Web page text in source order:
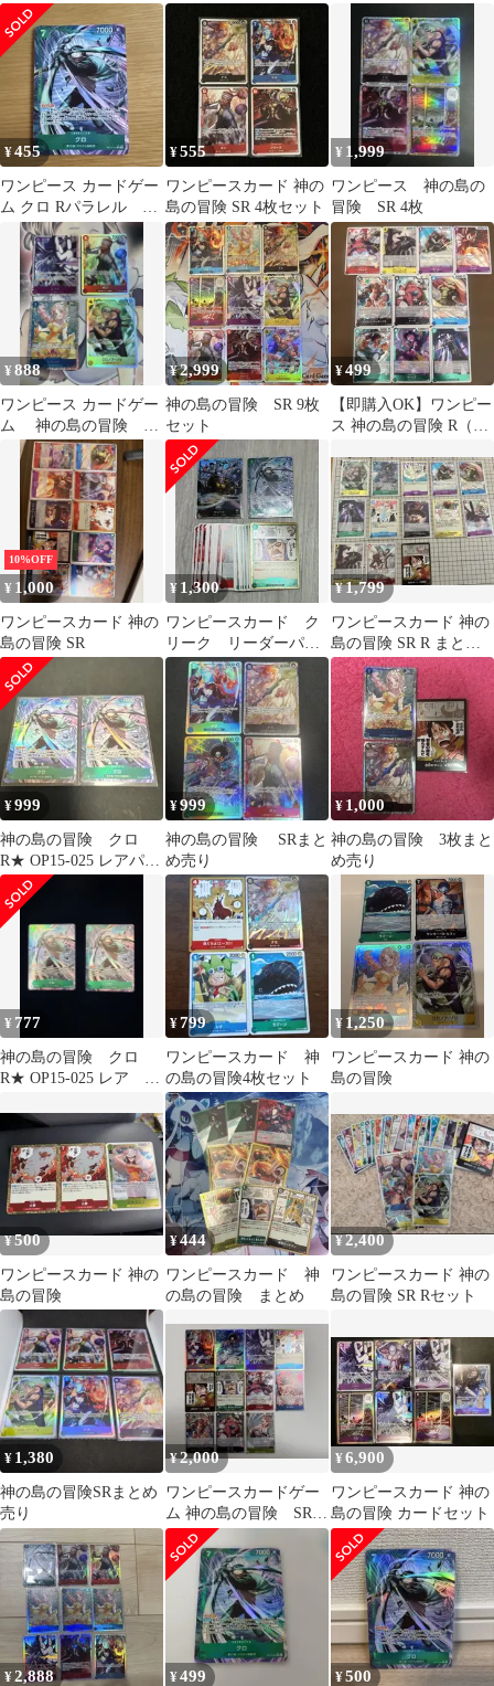
025[R]：(パラレル)クロラレルRなど 約60枚
まとめ売り
¥455
ワンピース カードゲー
ム クロ Rパラレル 神
の島の冒険
¥555
ワンピースカード 神の
島の冒険 SR 4枚セット
¥ 1,999
ワンピース 神の島の
冒険 SR 4枚
¥888
ワンピース カードゲー
ム 神の島の冒険 sr
4枚セット
¥2,999
神の島の冒険 SR 9枚
セット
¥499
【即購入OK】ワンピー
ス 神の島の冒険 R（レ
10%OFF
¥ 1,000
ワンピースカード 神の
島の冒険 SR
¥ 1,300
ワンピースカード ク
リーク リーダーパラ
レル クロ パラレ
ル おまけ付き
¥1,799
ワンピースカード 神の
島の冒険 SR R まとめ
売り
¥999
神の島の冒険 クロ
R★ OP15-025 レアパラ
レル 2枚
¥999
神の島の冒険 SRまと
め売り
¥ 1,000
神の島の冒険 3枚まと
め売り
¥ 777
神の島の冒険 クロ
R★ OP15-025 レア パ
¥799
ワンピースカード 神
の島の冒険4枚セット
¥ 1,250
ワンピースカード 神の
島の冒険
¥500
ワンピースカード 神の
島の冒険
¥444
ワンピースカード 神
の島の冒険 まとめ
¥2,400
ワンピースカード 神の
島の冒険 SR Rセット
¥ 1,380
神の島の冒険SRまとめ
売り
¥2,000
ワンピースカードゲー
ム 神の島の冒険 SR・
Rまとめ売り
¥6,900
ワンピースカード 神の
島の冒険 カードセット
¥2,888 ¥499 ¥500